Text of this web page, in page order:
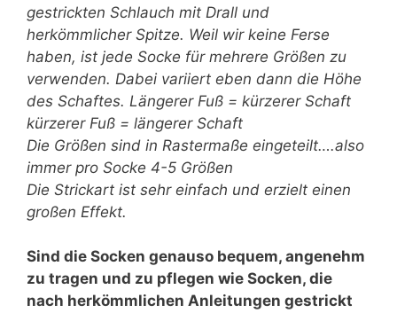
gestrickten Schlauch mit Drall und
herkömmlicher Spitze. Weil wir keine Ferse
haben, ist jede Socke für mehrere Größen zu
verwenden. Dabei variiert eben dann die Höhe
des Schaftes. Längerer Fuß = kürzerer Schaft
kürzerer Fuß = längerer Schaft
Die Größen sind in Rastermaße eingeteilt….also
immer pro Socke 4-5 Größen
Die Strickart ist sehr einfach und erzielt einen
großen Effekt.
Sind die Socken genauso bequem, angenehm
zu tragen und zu pflegen wie Socken, die
nach herkömmlichen Anleitungen gestrickt